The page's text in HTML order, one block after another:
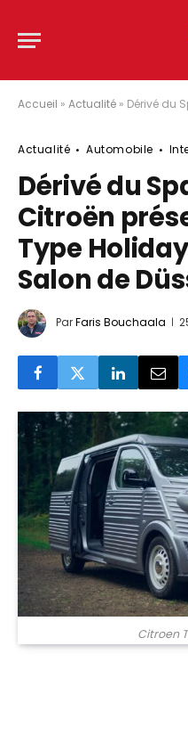
Accueil » Actualité » Dérivé du
Actualité Automobile
Dérivé du
Citroën
Type
Salon de
ParFaris Bouchaala
Citroen